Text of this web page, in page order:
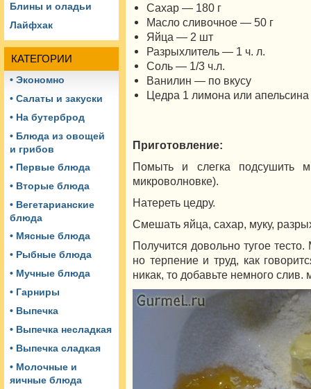
Блины и оладьи
Лайфхак
КАТЕГОРИИ
• Экономно
• Салаты и закуски
• На бутерброд
• Блюда из овощей
и грибов
• Первые блюда
• Вторые блюда
• Вегетарианские
блюда
• Мясные блюда
• Рыбные блюда
• Мучные блюда
• Гарниры
• Выпечка
• Выпечка несладкая
• Выпечка сладкая
• Молочные и
яичные блюда
Сахар — 180 г
Масло сливочное — 50 г
Яйца — 2 шт
Разрыхлитель — 1 ч. л.
Соль — 1/3 ч.л.
Ванилин — по вкусу
Цедра 1 лимона или
Приготовление:
Помыть и слегка подсушить
микроволновке).
Натереть цедру.
Смешать яйца, сахар, муку,
Получится довольно тугое
но терпение и труд, как
никак, то добавьте немного слив.